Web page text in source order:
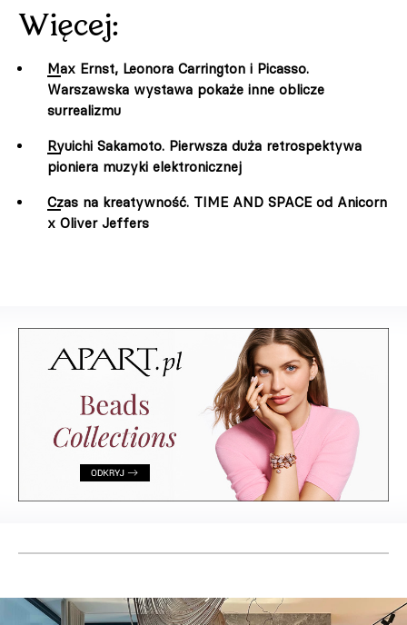
Więcej:
Max Ernst, Leonora Carrington i Picasso.
Warszawska wystawa pokaże inne oblicze
surrealizmu
Ryuichi Sakamoto. Pierwsza duża retrospektywa
pioniera muzyki elektronicznej
Czas na kreatywność. TIME AND SPACE od Anicorn
x Oliver Jeffers